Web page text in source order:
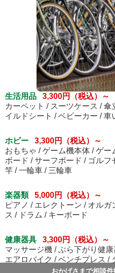
生活用品
3,300円（税込）～
カーペット / スーツケース / 傘
イルドシート / ベビーカー / 車
ホビー
3,300円（税込）～
おもちゃ / ゲーム機本体 / ゲ
ボード / サーフボード / ゴルフ
竿 / 一輪車 / 三輪車
楽器類
5,000円（税込）～
ピアノ / エレクトーン / オル
ス / ドラム / キーボード
健康器具
3,300円（税込）～
マッサージ機 / ぶら下がり健
エアロバイク / ベンチプレス /
おかげさまで相談